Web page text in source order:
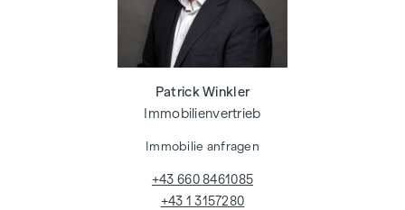
Patrick Winkler
Immobilienvertrieb
Immobilie anfragen
+43 660 8461085
+43 1 3157280